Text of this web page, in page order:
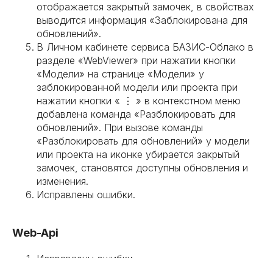
отображается закрытый замочек, в свойствах
выводится информация «Заблокирована для
обновлений».
В Личном кабинете сервиса БАЗИС-Облако в
разделе «WebViewer» при нажатии кнопки
«Модели» на странице «Модели» у
заблокированной модели или проекта при
нажатии кнопки « ⋮ » в контекстном меню
добавлена команда «Разблокировать для
обновлений». При вызове команды
«Разблокировать для обновлений» у модели
или проекта на иконке убирается закрытый
замочек, становятся доступны обновления и
изменения.
Исправлены ошибки.
Web-Api